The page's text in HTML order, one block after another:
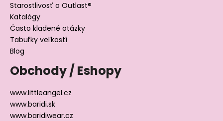
Starostlivosť o Outlast®
Katalógy
Často kladené otázky
Tabuľky veľkostí
Blog
Obchody / Eshopy
www.littleangel.cz
www.baridi.sk
www.baridiwear.cz